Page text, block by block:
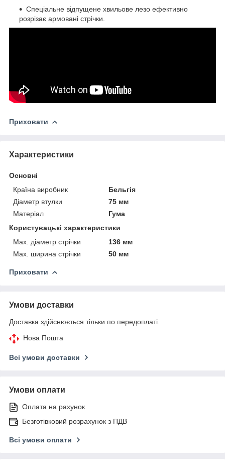
Спеціальне відпущене хвильове лезо ефективно
розрізає армовані стрічки.
Приховати
Характеристики
Основні
Країна виробник
Бельгія
Діаметр втулки
75 мм
Матеріал
Гума
Користувацькі характеристики
Max. діаметр стрічки
136 мм
Max. ширина стрічки
50 мм
Приховати
Умови доставки
Доставка здійснюється тільки по передоплаті.
Нова Пошта
Всі умови доставки
Умови оплати
Оплата на рахунок
Безготівковий розрахунок з ПДВ
Всі умови оплати